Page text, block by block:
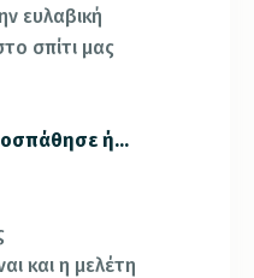
ευλαβική
σπίτι μας
ή…
και η μελέτη